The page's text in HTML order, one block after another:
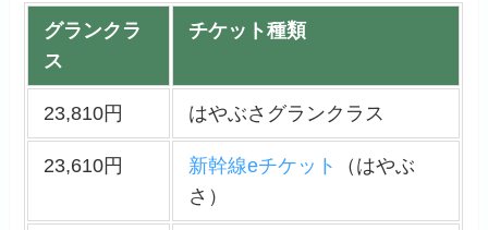
グランクラ
ス
チケット種類
23,810円 はやぶさグランクラス
23,610円 新幹線eチケット
（はやぶ
さ）